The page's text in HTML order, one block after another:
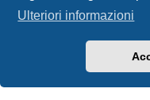
Ulteriori informazioni